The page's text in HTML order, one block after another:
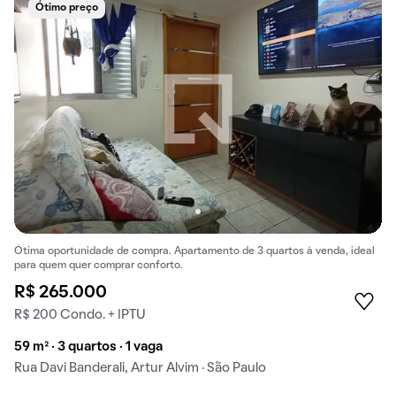
Ótimo preço
Ótima oportunidade de compra. Apartamento de 3 quartos à venda, ideal
para quem quer comprar conforto.
R$ 265.000
R$ 200 Condo. + IPTU
59 m² · 3 quartos · 1 vaga
Rua Davi Banderali, Artur Alvim · São Paulo